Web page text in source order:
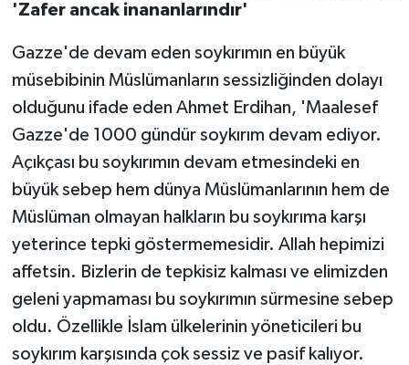
'Zafer ancak inananlarındır'
Gazze'de devam eden soykırımın en büyük
müsebibinin Müslümanların sessizliğinden dolayı
olduğunu ifade eden Ahmet Erdihan, 'Maalesef
Gazze'de 1000 gündür soykırım devam ediyor.
Açıkçası bu soykırımın devam etmesindeki en
büyük sebep hem dünya Müslümanlarının hem de
Müslüman olmayan halkların bu soykırıma karşı
yeterince tepki göstermemesidir. Allah hepimizi
affetsin. Bizlerin de tepkisiz kalması ve elimizden
geleni yapmaması bu soykırımın sürmesine sebep
oldu. Özellikle İslam ülkelerinin yöneticileri bu
soykırım karşısında çok sessiz ve pasif kalıyor.